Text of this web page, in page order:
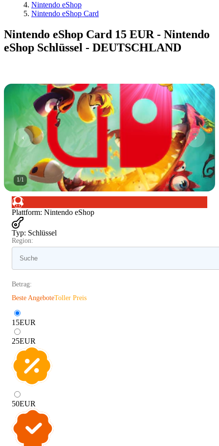
Nintendo eShop
Nintendo eShop Card
Nintendo eShop Card 15 EUR - Nintendo
eShop Schlüssel - DEUTSCHLAND
1/1
Plattform: Nintendo eShop
Typ: Schlüssel
Region:
Betrag:
Beste AngeboteToller Preis
15EUR
25EUR
50EUR